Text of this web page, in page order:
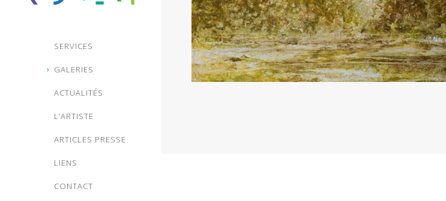
SERVICES
GALERIES
ACTUALITÉS
L’ARTISTE
ARTICLES PRESSE
LIENS
CONTACT